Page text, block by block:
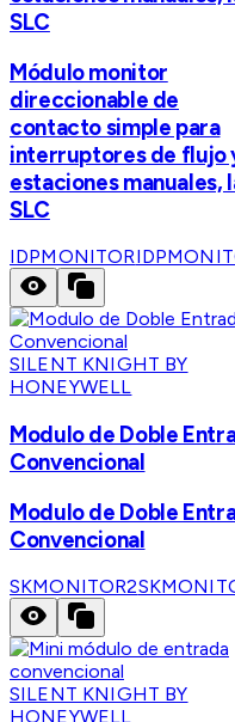
SLC
Módulo monitor
direccionable de
contacto simple para
interruptores de flujo
estaciones manuales,
SLC
IDPMONITOR
SILENT KNIGHT BY
HONEYWELL
Modulo de Doble
Convencional
Modulo de Doble
Convencional
SKMONITOR2
SILENT KNIGHT BY
HONEYWELL